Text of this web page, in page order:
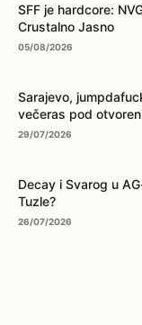
SFF je hardcore:
Crustalno Jasno
05/08/2026
Sarajevo,
večeras pod
29/07/2026
Decay i Svarog u
Tuzle?
26/07/2026